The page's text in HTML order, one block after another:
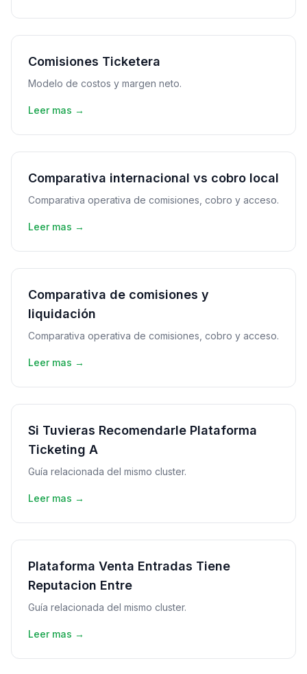
Comisiones Ticketera
Modelo de costos y margen neto.
Leer mas →
Comparativa internacional vs cobro local
Comparativa operativa de comisiones, cobro y acceso.
Leer mas →
Comparativa de comisiones y
liquidación
Comparativa operativa de comisiones, cobro y acceso.
Leer mas →
Si Tuvieras Recomendarle Plataforma
Ticketing A
Guía relacionada del mismo cluster.
Leer mas →
Plataforma Venta Entradas Tiene
Reputacion Entre
Guía relacionada del mismo cluster.
Leer mas →